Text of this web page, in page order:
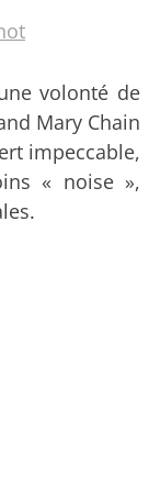
volonté de
Mary Chain
impeccable,
« noise »,